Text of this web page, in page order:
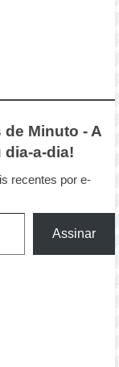
Minuto - A
dia-a-dia!
recentes por e-
Assinar